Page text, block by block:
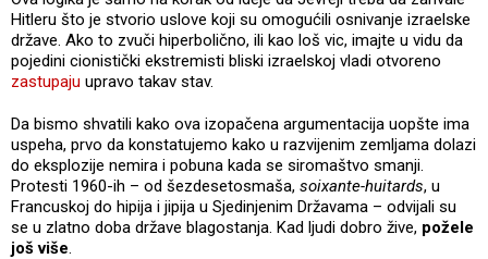
Hitleru što je stvorio uslove koji su omogućili osnivanje izraelske
države. Ako to zvuči hiperbolično, ili kao loš vic, imajte u vidu da
pojedini cionistički ekstremisti bliski izraelskoj vladi otvoreno
zastupaju upravo takav stav.
Da bismo shvatili kako ova izopačena argumentacija uopšte ima
uspeha, prvo da konstatujemo kako u razvijenim zemljama dolazi
do eksplozije nemira i pobuna kada se siromaštvo smanji.
Protesti 1960-ih – od šezdesetosmaša, soixante-huitards, u
Francuskoj do hipija i jipija u Sjedinjenim Državama – odvijali su
se u zlatno doba države blagostanja. Kad ljudi dobro žive, požele
još više.